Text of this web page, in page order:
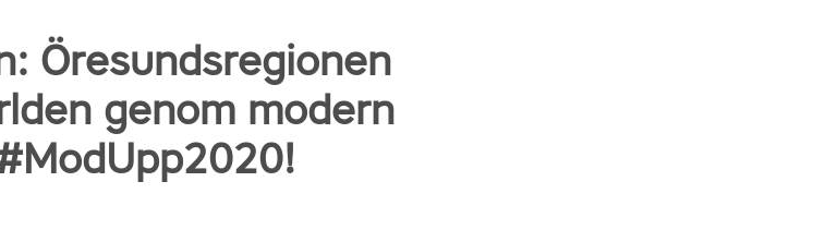
Öresundsregionen
genom modern